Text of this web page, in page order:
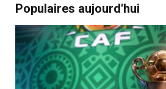
Populaires aujourd'hui